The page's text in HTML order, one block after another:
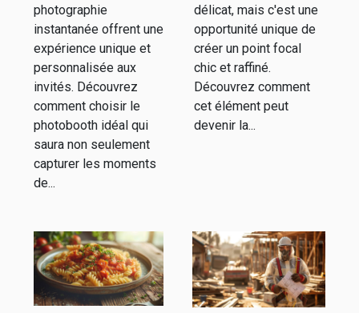
photographie
instantanée offrent une
expérience unique et
personnalisée aux
invités. Découvrez
comment choisir le
photobooth idéal qui
saura non seulement
capturer les moments
de...
délicat, mais c'est une
opportunité unique de
créer un point focal
chic et raffiné.
Découvrez comment
cet élément peut
devenir la...